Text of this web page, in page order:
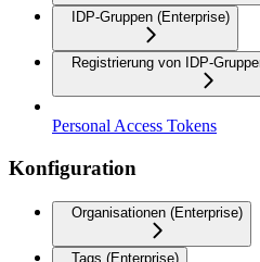
IDP-Gruppen (Enterprise)
Registrierung von IDP-
Personal Access Tokens
Konfiguration
Organisationen (Enterprise)
Tags (Enterprise)